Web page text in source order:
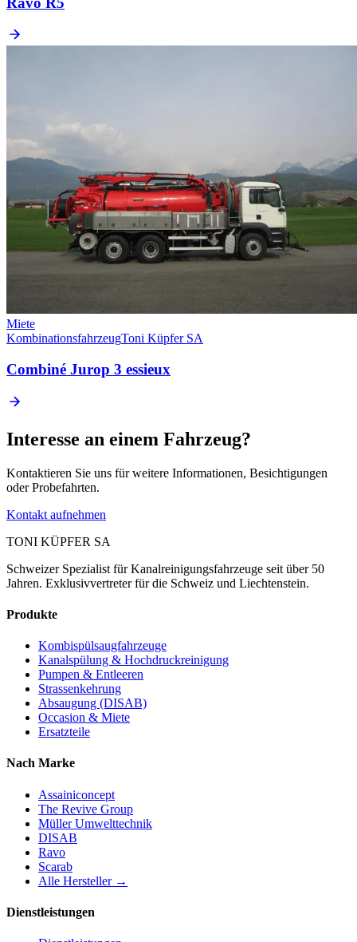
Miete
KombinationsfahrzeugToni Küpfer SA
Combiné Jurop 3 essieux
Interesse an einem Fahrzeug?
Kontaktieren Sie uns für weitere Informationen, Besichtigungen
oder Probefahrten.
Kontakt aufnehmen
TONI KÜPFER SA
Schweizer Spezialist für Kanalreinigungsfahrzeuge seit über 50
Jahren. Exklusivvertreter für die Schweiz und Liechtenstein.
Produkte
Kombispülsaugfahrzeuge
Kanalspülung & Hochdruckreinigung
Pumpen & Entleeren
Strassenkehrung
Absaugung (DISAB)
Occasion & Miete
Ersatzteile
Nach Marke
Assainiconcept
The Revive Group
Müller Umwelttechnik
DISAB
Ravo
Scarab
Alle Hersteller →
Dienstleistungen